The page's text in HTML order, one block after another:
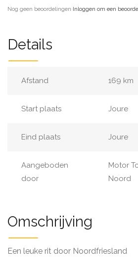
Nog geen beoordelingen·Inloggen om een
Details
Afstand 169 km
Start plaats Joure
Eind plaats Joure
Aangeboden
door
Motor
Noord
Omschrijving
Een leuke rit door Noordfriesland